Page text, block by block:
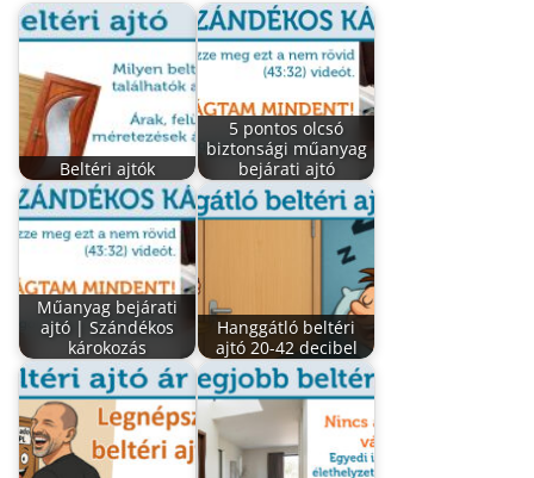
Beltéri ajtók
5 pontos olcsó
biztonsági műanyag
bejárati ajtó
Műanyag bejárati
ajtó | Szándékos
károkozás
Hanggátló beltéri
ajtó 20-42 decibel